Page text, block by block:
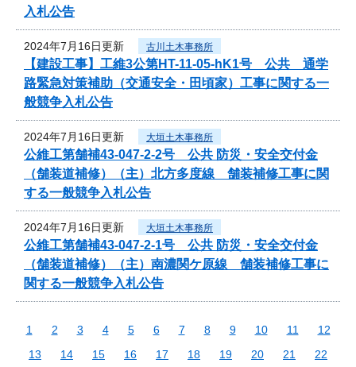
入札公告
2024年7月16日更新 古川土木事務所
【建設工事】工維3公第HT-11-05-hK1号 公共 通学
路緊急対策補助（交通安全・田頃家）工事に関する一
般競争入札公告
2024年7月16日更新 大垣土木事務所
公維工第舗補43-047-2-2号 公共 防災・安全交付金
（舗装道補修）（主）北方多度線 舗装補修工事に関
する一般競争入札公告
2024年7月16日更新 大垣土木事務所
公維工第舗補43-047-2-1号 公共 防災・安全交付金
（舗装道補修）（主）南濃関ケ原線 舗装補修工事に
関する一般競争入札公告
1 2 3 4 5 6 7 8 9 10 11
12
13
14 15 16 17 18 19 20 21
22